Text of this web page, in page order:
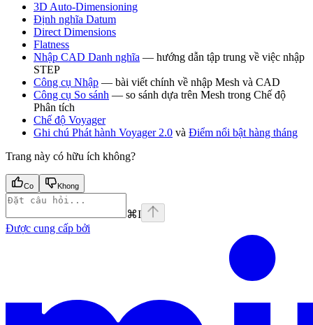
3D Auto-Dimensioning
Định nghĩa Datum
Direct Dimensions
Flatness
Nhập CAD Danh nghĩa — hướng dẫn tập trung về việc nhập
STEP
Công cụ Nhập — bài viết chính về nhập Mesh và CAD
Công cụ So sánh — so sánh dựa trên Mesh trong Chế độ
Phân tích
Chế độ Voyager
Ghi chú Phát hành Voyager 2.0 và Điểm nổi bật hàng tháng
Trang này có hữu ích không?
Co Khong
⌘I
Được cung cấp bởi